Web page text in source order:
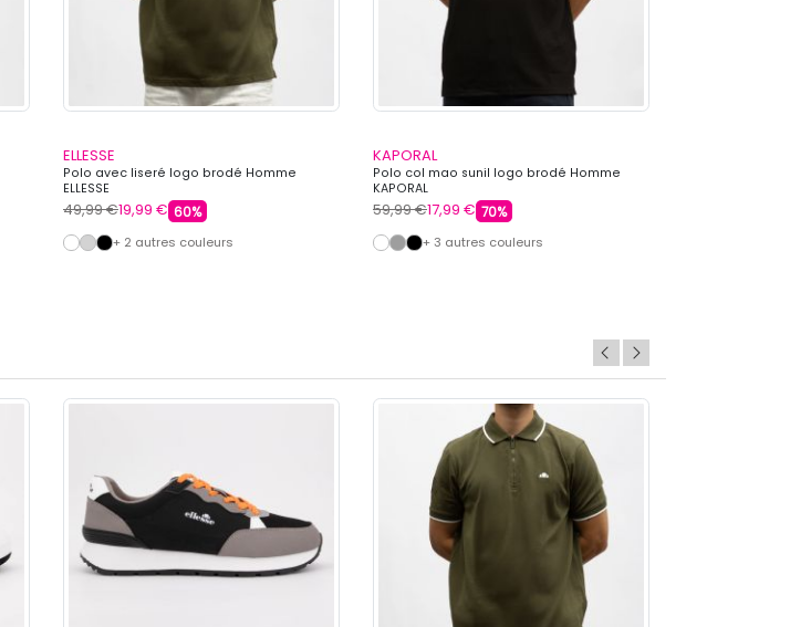
ELLESSE
Polo avec liseré logo brodé Homme
ELLESSE
49,99 €19,99 € 60%
+ 2 autres couleurs
KAPORAL
Polo col mao sunil logo brodé Homme
KAPORAL
59,99 €17,99 € 70%
+ 3 autres couleurs